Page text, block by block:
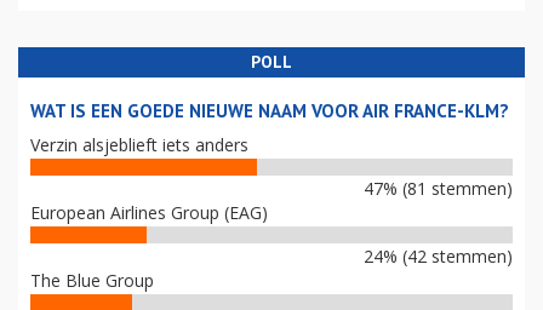
POLL
WAT IS EEN GOEDE NIEUWE NAAM VOOR AIR FRANCE-KLM?
Verzin alsjeblieft iets anders
47% (81 stemmen)
European Airlines Group (EAG)
24% (42 stemmen)
The Blue Group